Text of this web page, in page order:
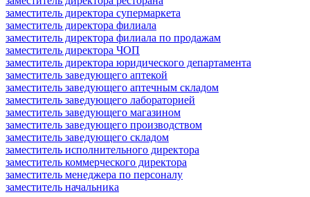
заместитель директора супермаркета
заместитель директора филиала
заместитель директора филиала по продажам
заместитель директора ЧОП
заместитель директора юридического департамента
заместитель заведующего аптекой
заместитель заведующего аптечным складом
заместитель заведующего лабораторией
заместитель заведующего магазином
заместитель заведующего производством
заместитель заведующего складом
заместитель исполнительного директора
заместитель коммерческого директора
заместитель менеджера по персоналу
заместитель начальника